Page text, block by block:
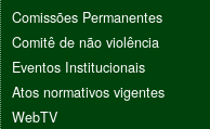
Comissões Permanentes
Comitê de não violência
Eventos Institucionais
Atos normativos vigentes
WebTV